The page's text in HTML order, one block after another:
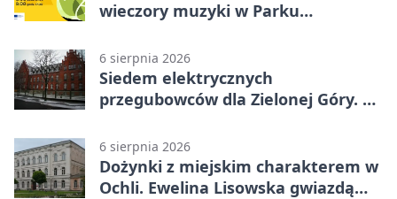
wieczory muzyki w Parku
6 sierpnia 2026
Siedem elektrycznych
przegubowców dla Zielonej Góry. To
6 sierpnia 2026
Dożynki z miejskim charakterem w
Ochli. Ewelina Lisowska gwiazdą